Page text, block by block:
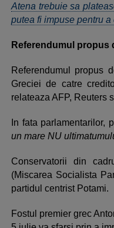
Atena trebuie sa
putea fi impuse pentru
Referendumul propus
Referendumul propus
Greciei de catre
relateaza AFP, Reuters
In fata parlamentarilor,
un mare NU
Conservatorii din
(Miscarea Socialista
partidul centrist Potami.
Fostul premier grec